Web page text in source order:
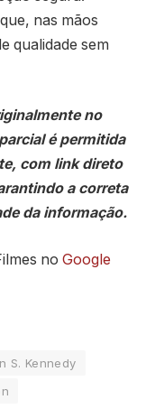
nas mãos
qualidade sem
no
é permitida
com link direto
a correta
da informação.
no Google
S. Kennedy